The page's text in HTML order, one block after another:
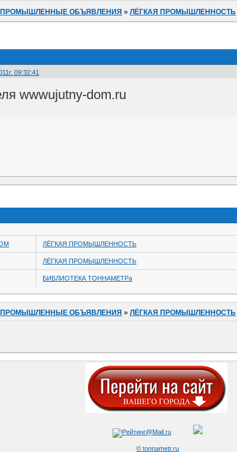
ПРОМЫШЛЕННЫЕ ОБЪЯВЛЕНИЯ »ЛЁГКАЯ ПРОМЫШЛЕННОСТЬ
09:32:41
wwwujutny-dom.ru
ЛЁГКАЯ ПРОМЫШЛЕННОСТЬ
ЛЁГКАЯ ПРОМЫШЛЕННОСТЬ
БИБЛИОТЕКА ТОННАМЕТРа
ПРОМЫШЛЕННЫЕ ОБЪЯВЛЕНИЯ »ЛЁГКАЯ ПРОМЫШЛЕННОСТЬ
© tonnametr.ru